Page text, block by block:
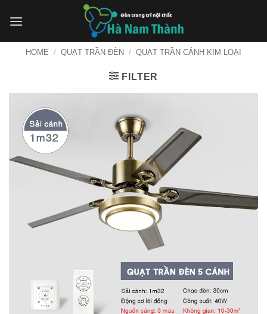
qua
HOME / QUẠT TRẦN ĐÈN / QUẠT TRẦN CÁNH KIM LOẠI
FILTER